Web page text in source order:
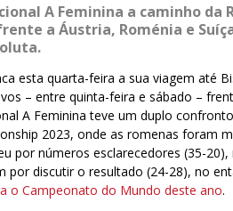
A Feminina a caminho
a Áustria, Roménia e
esta quarta-feira a sua viagem até
– entre quinta-feira e sábado –
A Feminina teve um duplo
2023, onde as romenas foram
por números esclarecedores (35-
por discutir o resultado (24-28), no
o Campeonato do Mundo deste ano.